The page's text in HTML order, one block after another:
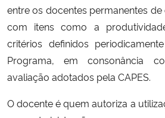
entre os docentes permanentes
com itens como a
critérios definidos
Programa, em consonância
avaliação adotados pela CAPES.
O docente é quem autoriza a